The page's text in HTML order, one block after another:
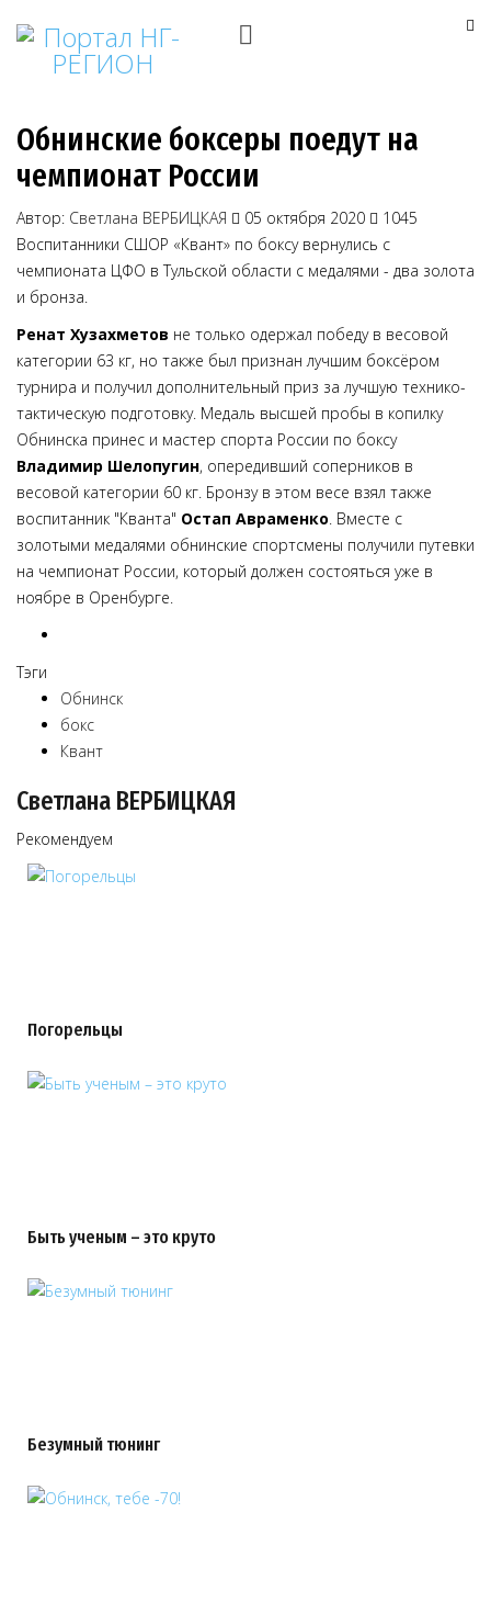
Обнинские боксеры поедут на
чемпионат России
Автор: Светлана ВЕРБИЦКАЯ 05 октября 2020
1045
Воспитанники СШОР «Квант» по боксу вернулись с
чемпионата ЦФО в Тульской области с медалями - два золота
и бронза.
Ренат Хузахметов не только одержал победу в весовой
категории 63 кг, но также был признан лучшим боксёром
турнира и получил дополнительный приз за лучшую технико-
тактическую подготовку. Медаль высшей пробы в копилку
Обнинска принес и мастер спорта России по боксу
Владимир Шелопугин, опередивший соперников в
весовой категории 60 кг. Бронзу в этом весе взял также
воспитанник "Кванта" Остап Авраменко. Вместе с
золотыми медалями обнинские спортсмены получили путевки
на чемпионат России, который должен состояться уже в
ноябре в Оренбурге.
Тэги
Обнинск
бокс
Квант
Светлана ВЕРБИЦКАЯ
Рекомендуем
Погорельцы
Быть ученым – это круто
Безумный тюнинг